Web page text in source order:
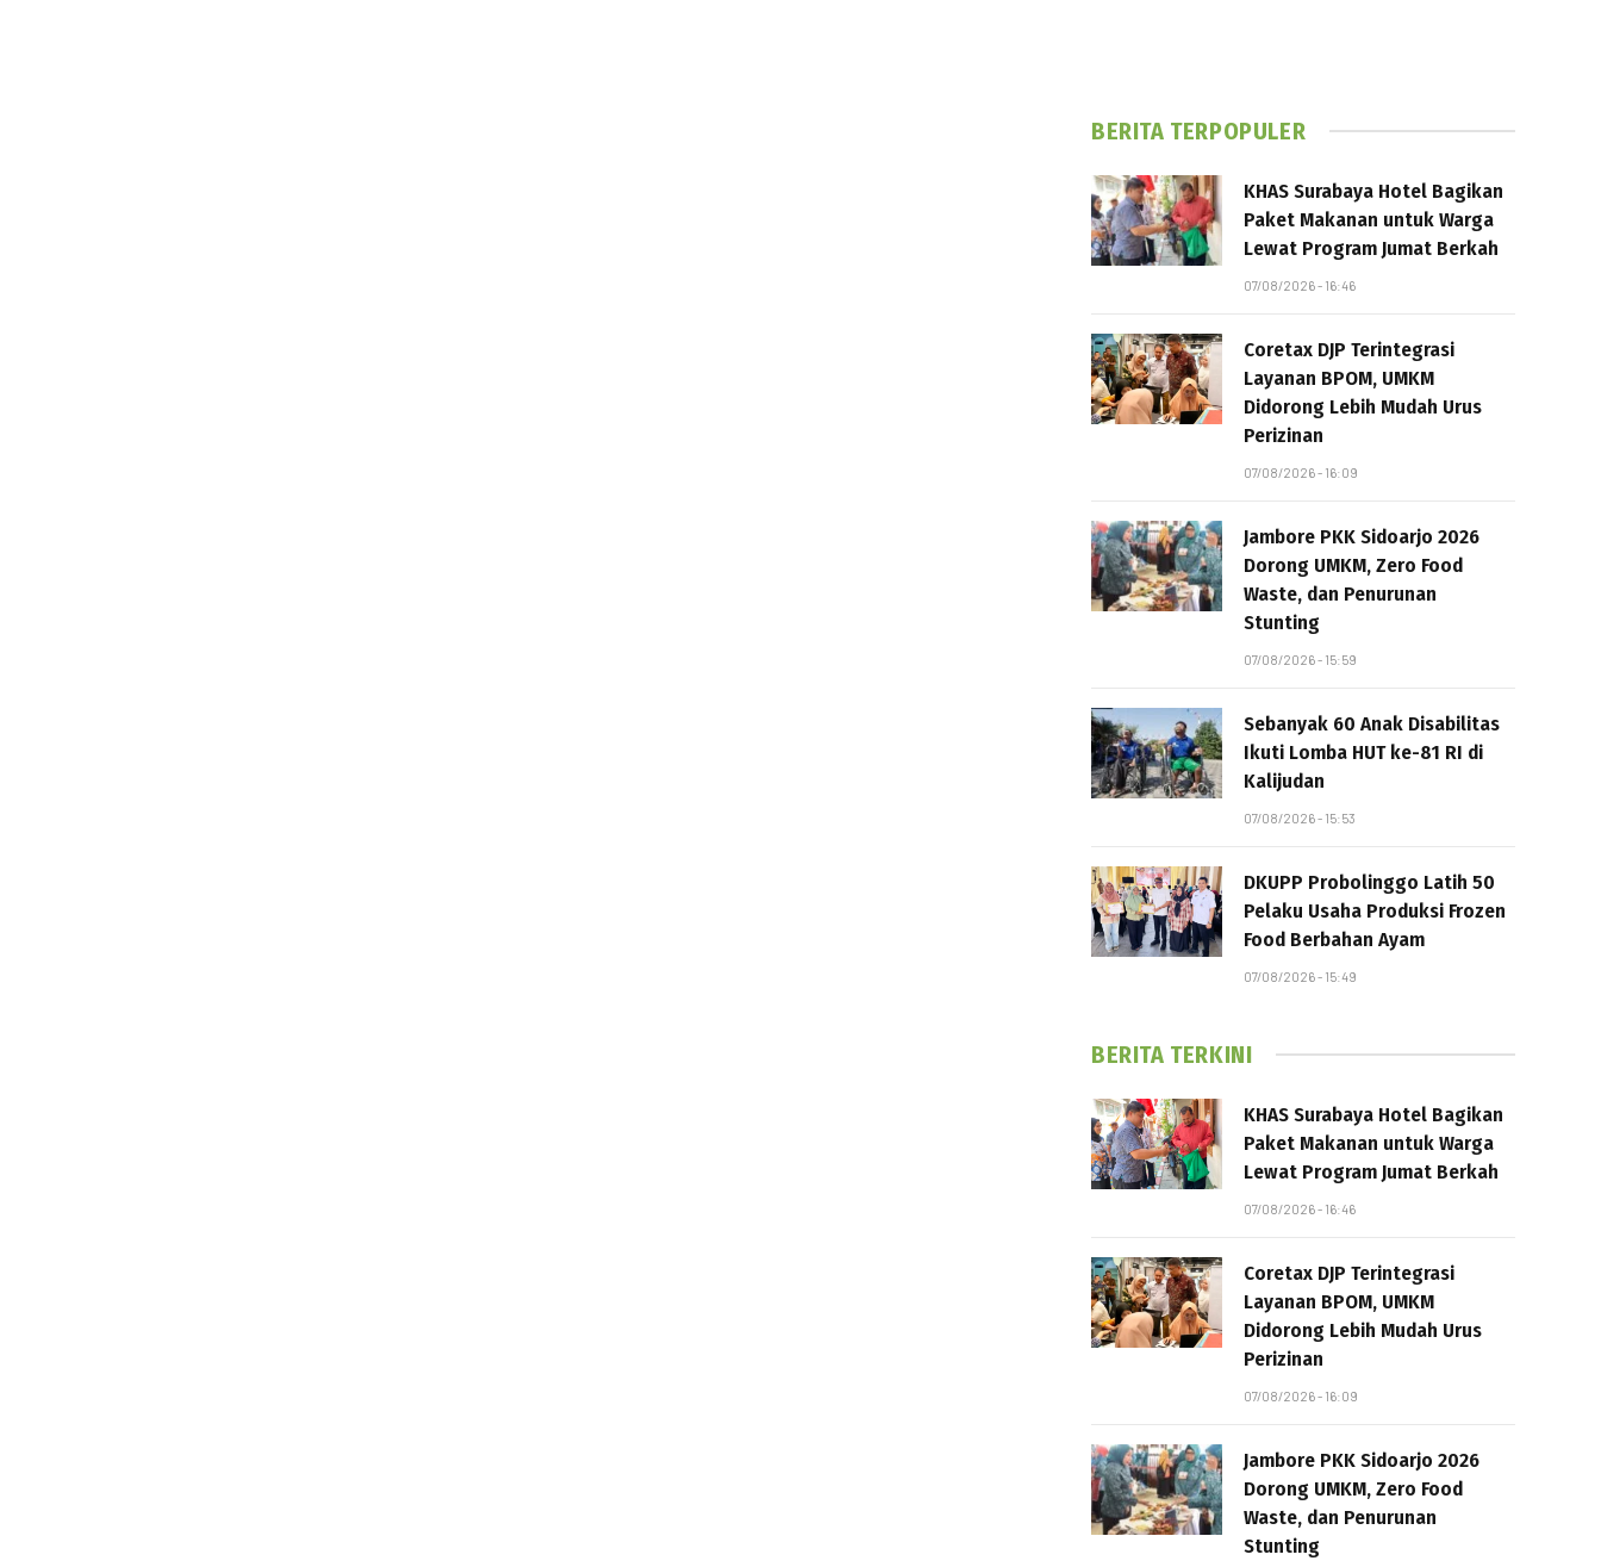
BERITA TERPOPULER
KHAS Surabaya Hotel Bagikan
Paket Makanan untuk Warga
Lewat Program Jumat Berkah
07/08/2026 - 16:46
Coretax DJP Terintegrasi
Layanan BPOM, UMKM
Didorong Lebih Mudah Urus
Perizinan
07/08/2026 - 16:09
Jambore PKK Sidoarjo 2026
Dorong UMKM, Zero Food
Waste, dan Penurunan
Stunting
07/08/2026 - 15:59
Sebanyak 60 Anak Disabilitas
Ikuti Lomba HUT ke-81 RI di
Kalijudan
07/08/2026 - 15:53
DKUPP Probolinggo Latih 50
Pelaku Usaha Produksi Frozen
Food Berbahan Ayam
07/08/2026 - 15:49
BERITA TERKINI
KHAS Surabaya Hotel Bagikan
Paket Makanan untuk Warga
Lewat Program Jumat Berkah
07/08/2026 - 16:46
Coretax DJP Terintegrasi
Layanan BPOM, UMKM
Didorong Lebih Mudah Urus
Perizinan
07/08/2026 - 16:09
Jambore PKK Sidoarjo 2026
Dorong UMKM, Zero Food
Waste, dan Penurunan
Stunting